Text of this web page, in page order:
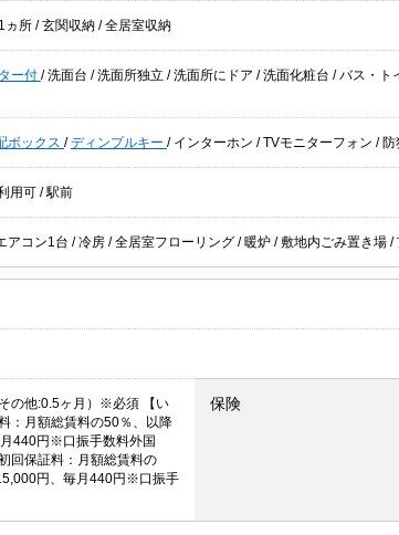
ヵ所 /玄関収納 /全居室収納
ー付 /洗面台 /洗面所独立 /洗面所にドア /洗面化粧台 /バス・ト
ボックス /ディンプルキー / インターホン /TVモニターフォン / 防
用可 /駅前
アコン1台 /冷房 /全居室フローリング / 暖炉 /敷地内ごみ置き場 /
の他:0.5ヶ月）※必須 【い
：月額総賃料の50％、以降
440円※口振手数料外国
回保証料：月額総賃料の
円、毎月440円※口振手
保険